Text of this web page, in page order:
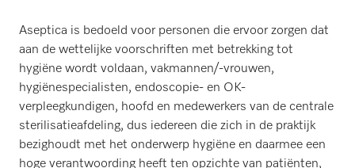
Aseptica is bedoeld voor personen die ervoor zorgen dat
aan de wettelijke voorschriften met betrekking tot
hygiëne wordt voldaan, vakmannen/-vrouwen,
hygiënespecialisten, endoscopie- en OK-
verpleegkundigen, hoofd en medewerkers van de centrale
sterilisatieafdeling, dus iedereen die zich in de praktijk
bezighoudt met het onderwerp hygiëne en daarmee een
hoge verantwoording heeft ten opzichte van patiënten,